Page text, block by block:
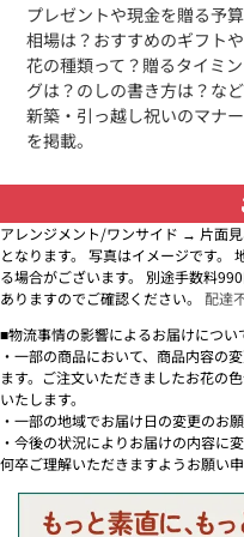
プレゼントや現金を贈る予算
相場は？おすすめのギフトや
花の種類って？贈るタイミン
グは？のしの書き方は？など
新築・引っ越し祝いのマナー
を掲載。
アレンジメント/ワンサイド → 片面
となります。 写真はイメージです。
る場合がございます。 別途手数料
ありますのでご確認ください。 配達
■物流事情の影響によるお届けについ
・一部の商品において、商品内容の
ます。ご注文いただきましたお花の
いたします。
・一部の地域でお届け日の変更のお
・今後の状況によりお届けの内容に
何卒ご理解いただきますようお願い申